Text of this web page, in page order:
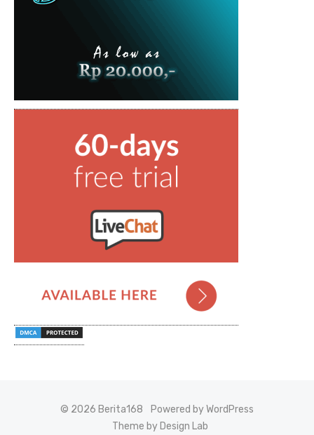
© 2026 Berita168
Powered by WordPress
Theme by Design Lab